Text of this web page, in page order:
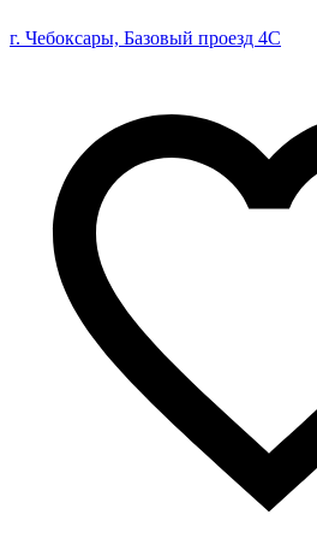
г. Чебоксары, Базовый проезд 4С